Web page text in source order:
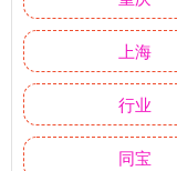
上海
行业
同宝